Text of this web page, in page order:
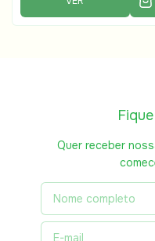
Quer receber